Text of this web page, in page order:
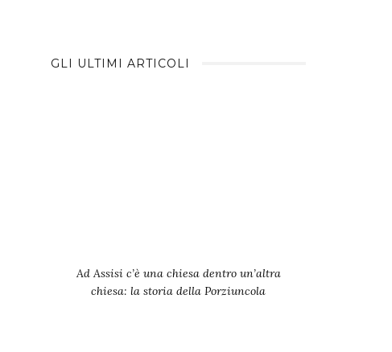
GLI ULTIMI ARTICOLI
Ad Assisi c’è una chiesa dentro un’altra
chiesa: la storia della Porziuncola